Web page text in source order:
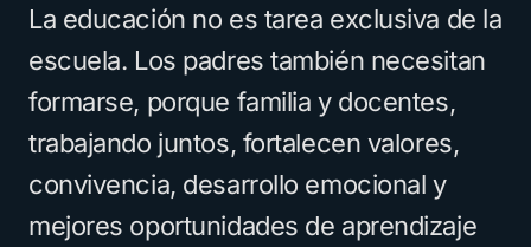
La educación no es tarea exclusiva de la
escuela. Los padres también necesitan
formarse, porque familia y docentes,
trabajando juntos, fortalecen valores,
convivencia, desarrollo emocional y
mejores oportunidades de aprendizaje